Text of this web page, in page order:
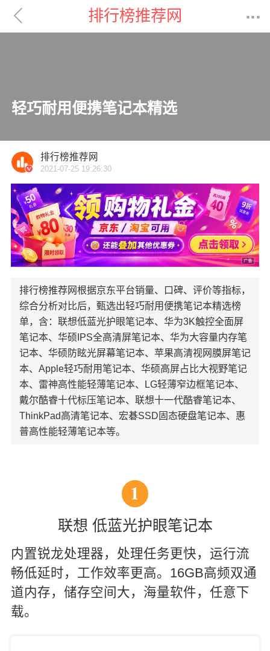
 排行榜推荐网 
轻巧耐用便携笔记本精选

排行榜推荐网
2021-07-25 19:26:30
排行榜推荐网根据京东平台销量、口碑、评价等指标，
综合分析对比后，甄选出轻巧耐用便携笔记本精选榜
单，含：联想低蓝光护眼笔记本、华为3K触控全面屏
笔记本、华硕IPS全高清屏笔记本、华为大容量内存笔
记本、华硕防眩光屏幕笔记本、苹果高清视网膜屏笔记
本、Apple轻巧耐用笔记本、华硕高屏占比大视野笔记
本、雷神高性能轻薄笔记本、LG轻薄窄边框笔记本、
戴尔酷睿十代标压笔记本、联想十一代酷睿笔记本、
ThinkPad高清笔记本、宏碁SSD固态硬盘笔记本、惠
普高性能轻薄笔记本等。
1
联想 低蓝光护眼笔记本
内置锐龙处理器，处理任务更快，运行流
畅低延时，工作效率更高。16GB高频双通
道内存，储存空间大，海量软件，任意下
载。